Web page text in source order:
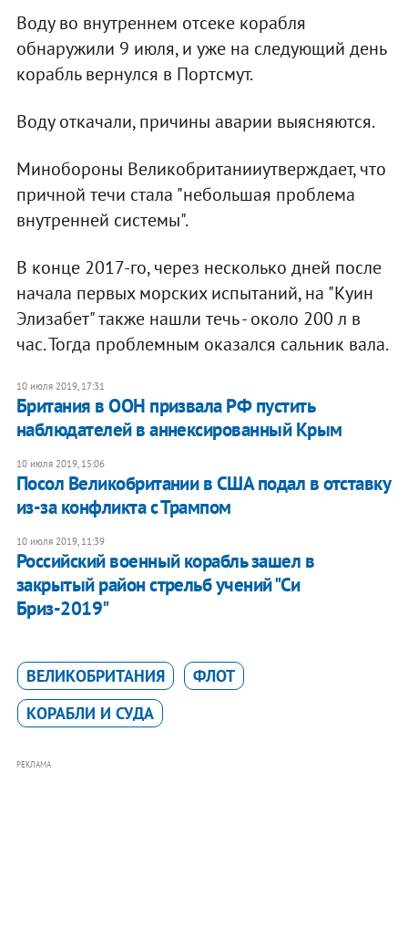
Воду во внутреннем отсеке корабля
обнаружили 9 июля, и уже на следующий день
корабль вернулся в Портсмут.
Воду откачали, причины аварии выясняются.
Минобороны Великобританииутверждает, что
причной течи стала "небольшая проблема
внутренней системы".
В конце 2017-го, через несколько дней после
начала первых морских испытаний, на "Куин
Элизабет" также нашли течь - около 200 л в
час. Тогда проблемным оказался сальник вала.
10 июля 2019, 17:31
Британия в ООН призвала РФ пустить
наблюдателей в аннексированный Крым
10 июля 2019, 15:06
Посол Великобритании в США подал в отставку
из-за конфликта с Трампом
10 июля 2019, 11:39
Российский военный корабль зашел в
закрытый район стрельб учений "Си
Бриз-2019"
ВЕЛИКОБРИТАНИЯ
ФЛОТ
КОРАБЛИ И СУДА
РЕКЛАМА